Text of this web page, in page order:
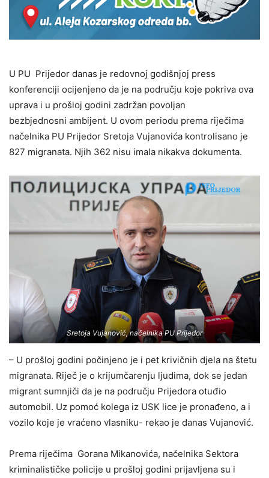
U PU Prijedor danas je redovnoj godišnjoj press
konferenciji ocijenjeno da je na području koje pokriva ova
uprava i u prošloj godini zadržan povoljan
bezbjednosni ambijent. U ovom periodu prema riječima
načelnika PU Prijedor Sretoja Vujanovića kontrolisano je
827 migranata. Njih 362 nisu imala nikakva dokumenta.
Sretoja Vujanović, načelnika PU Prijedor
– U prošloj godini počinjeno je i pet krivičnih djela na štetu
migranata. Riječ je o krijumčarenju ljudima, dok se jedan
migrant sumnjiči da je na području Prijedora otuđio
automobil. Uz pomoć kolega iz USK lice je pronađeno, a i
vozilo koje je vraćeno vlasniku- rekao je danas Vujanović.
Prema riječima Gorana Mikanovića, načelnika Sektora
kriminalističke policije u prošloj godini prijavljena su i